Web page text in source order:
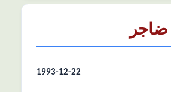
ضاجر
1993-12-22